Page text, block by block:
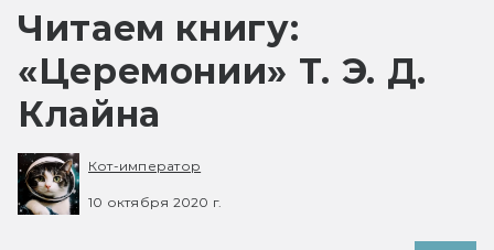
Читаем книгу:
«Церемонии» Т. Э. Д.
Клайна
Кот-император
10 октября 2020 г.